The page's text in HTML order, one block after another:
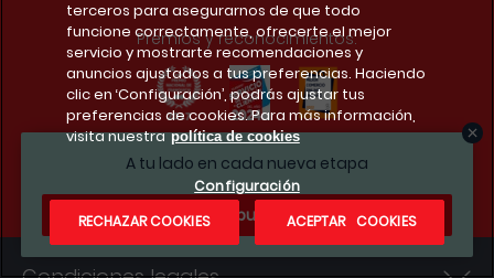
A tu lado en cada nueva etapa
¿Te apuntas?
Premios y reconocimientos:
Descarga la app del club
terceros para asegurarnos de que todo
funcione correctamente, ofrecerte el mejor
servicio y mostrarte recomendaciones y
anuncios ajustados a tus preferencias. Haciendo
clic en ‘Configuración’, podrás ajustar tus
preferencias de cookies. Para más información,
visita nuestra política de cookies
Configuración
RECHAZAR COOKIES
ACEPTAR COOKIES